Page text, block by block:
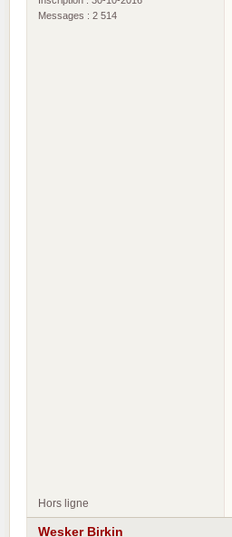
Messages : 2 514
Hors ligne
Wesker Birkin